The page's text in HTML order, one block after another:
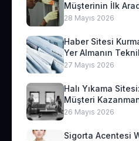
Müşterinin İlk
28 Mayıs 2026
Haber Sitesi
Yer Almanın
27 Mayıs 2026
Halı Yıkama
Müşteri
26 Mayıs 2026
Sigorta Acentesi